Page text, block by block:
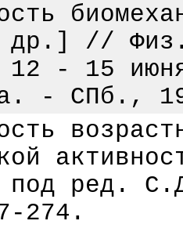
// Физ.
12 - 15
- СПб.,
под ред.
274.